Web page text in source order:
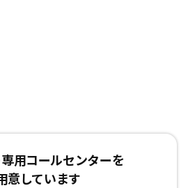
用コールセンターを
意しています